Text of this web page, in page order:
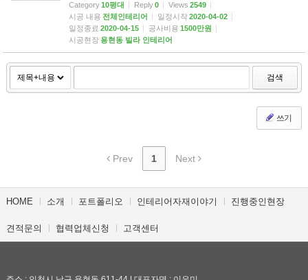
Category 10평대 Reply 0 Views 2549
시공 내용 전체인테리어 일정시작 2020-04-02
일정종료 2020-04-15 공사비용 1500만원
시공현장 용현동 빌라 인테리어
검색
쓰기
Prev 1 Next
HOME 소개 포트폴리오 인테리어자재이야기 진행중인현장
견적문의 협력업체신청 고객센터